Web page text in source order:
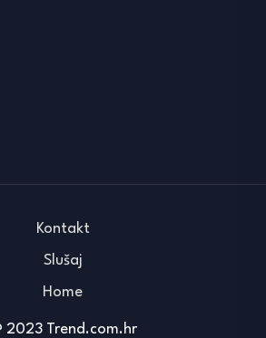
2023 Trend.com.hr
Kontakt
Slušaj
Home